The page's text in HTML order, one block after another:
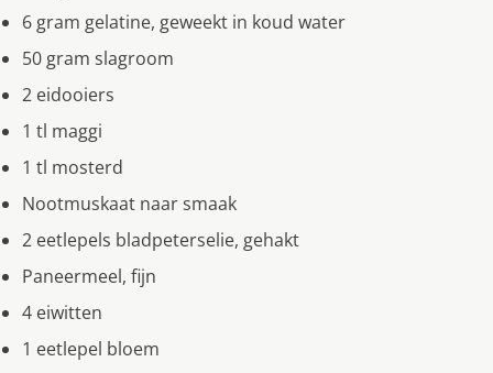
6 gram gelatine, geweekt in koud water
50 gram slagroom
2 eidooiers
1 tl maggi
1 tl mosterd
Nootmuskaat naar smaak
2 eetlepels bladpeterselie, gehakt
Paneermeel, fijn
4 eiwitten
1 eetlepel bloem